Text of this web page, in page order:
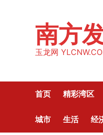
南方
玉龙网
首页 精彩湾区
城市 生活 经